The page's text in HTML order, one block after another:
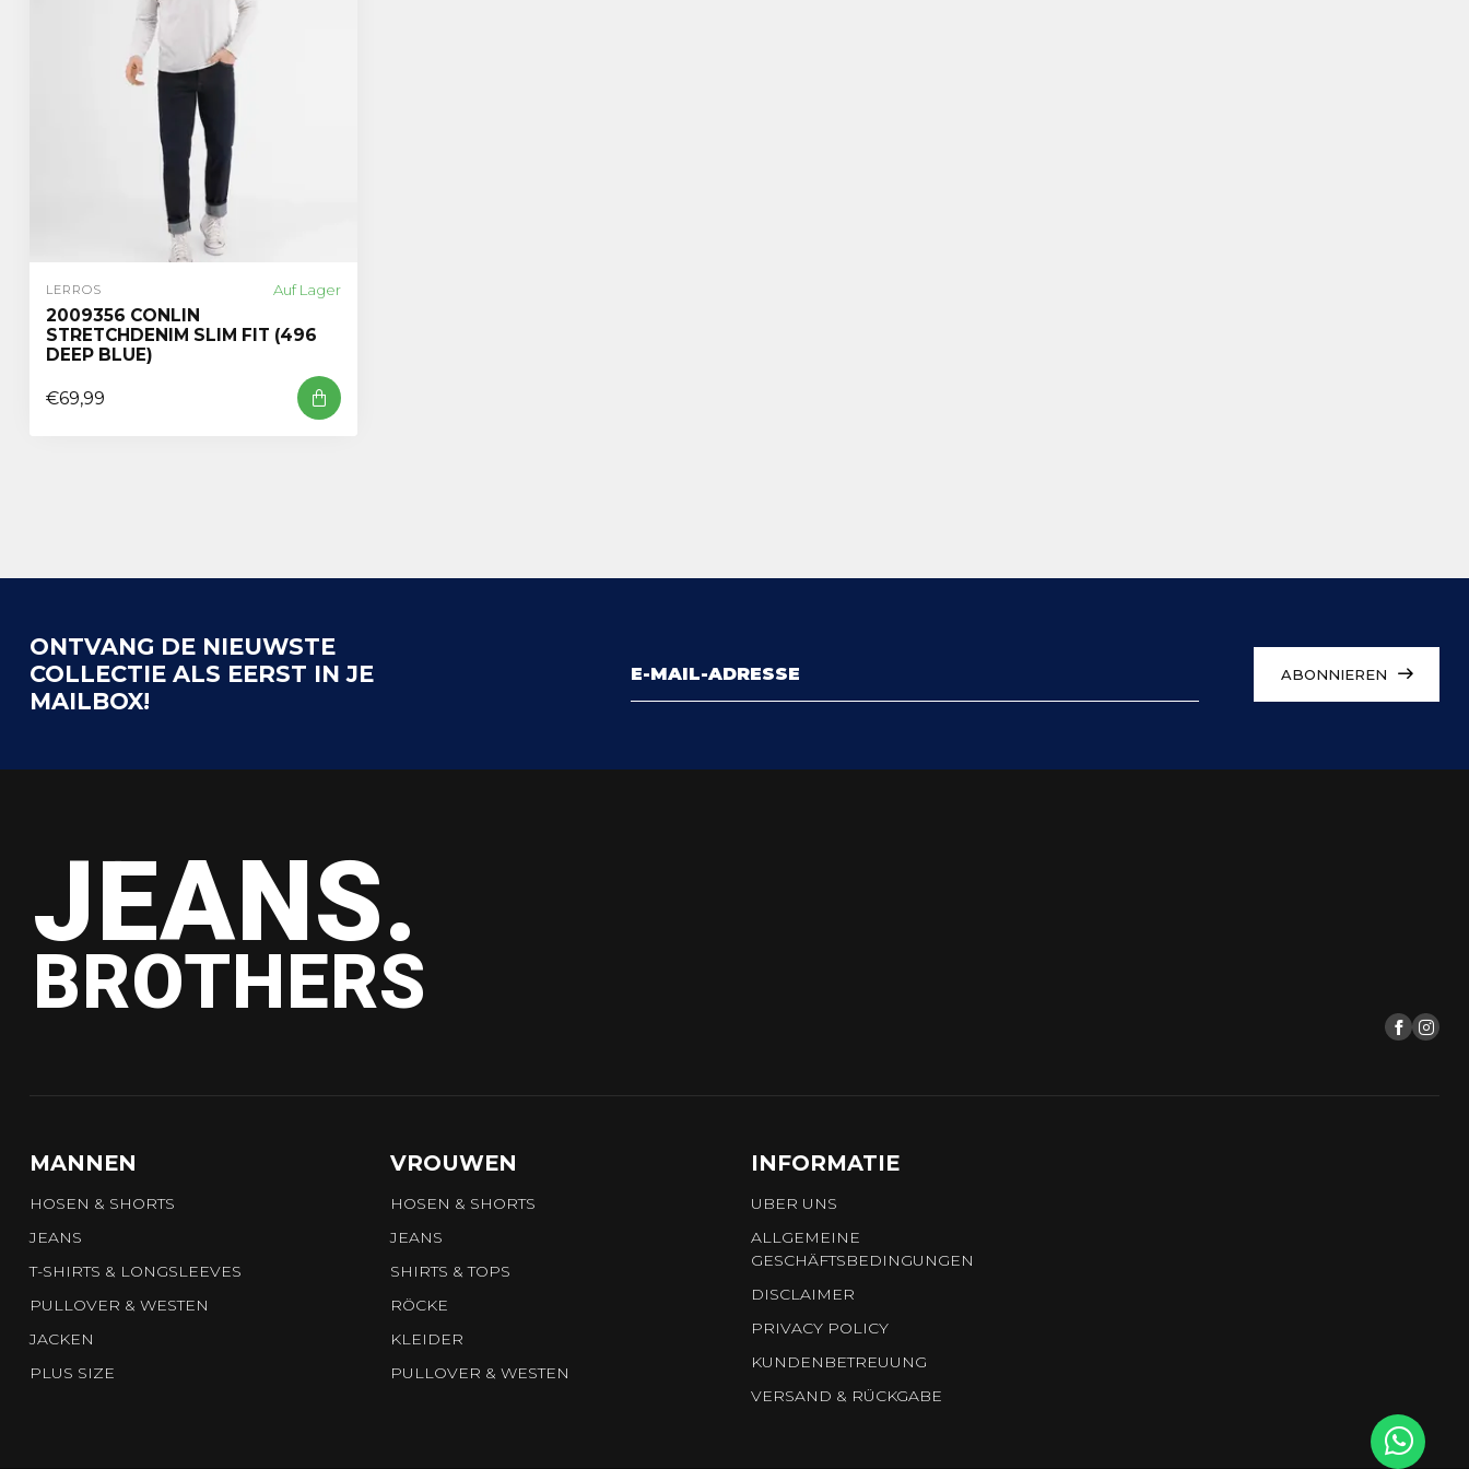
LERROS Auf Lager
2009356 CONLIN
STRETCHDENIM SLIM FIT (496
DEEP BLUE)
€69,99
ONTVANG DE NIEUWSTE
COLLECTIE ALS EERST IN JE
MAILBOX!
ABONNIEREN
JEANS.
BROTHERS
MANNEN
HOSEN & SHORTS
JEANS
T-SHIRTS & LONGSLEEVES
PULLOVER & WESTEN
JACKEN
PLUS SIZE
VROUWEN
HOSEN & SHORTS
JEANS
SHIRTS & TOPS
RÖCKE
KLEIDER
PULLOVER & WESTEN
INFORMATIE
UBER UNS
ALLGEMEINE
GESCHÄFTSBEDINGUNGEN
DISCLAIMER
PRIVACY POLICY
KUNDENBETREUUNG
VERSAND & RÜCKGABE